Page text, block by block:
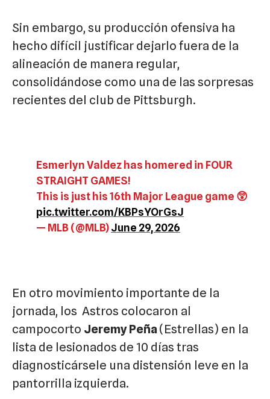
Sin embargo, su producción ofensiva ha
hecho difícil justificar dejarlo fuera de la
alineación de manera regular,
consolidándose como una de las sorpresas
recientes del club de Pittsburgh.
Esmerlyn Valdez has homered in FOUR
STRAIGHT GAMES!
This is just his 16th Major League game 😲
pic.twitter.com/KBPsYOrGsJ
— MLB (@MLB)June 29, 2026
En otro movimiento importante de la
jornada, los Astros colocaron al
campocorto Jeremy Peña (Estrellas) en la
lista de lesionados de 10 días tras
diagnosticársele una distensión leve en la
pantorrilla izquierda.